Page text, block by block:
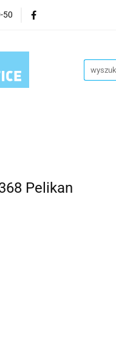
50
Artykuły biurowe
i eksploatacja Blog
Pelikan